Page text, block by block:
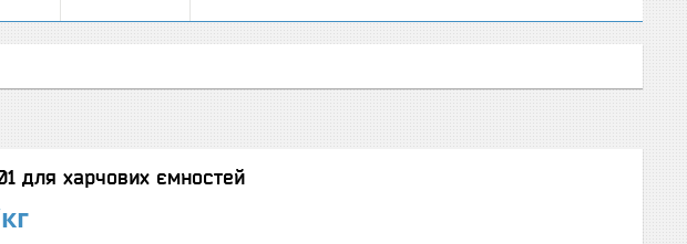
для харчових ємностей